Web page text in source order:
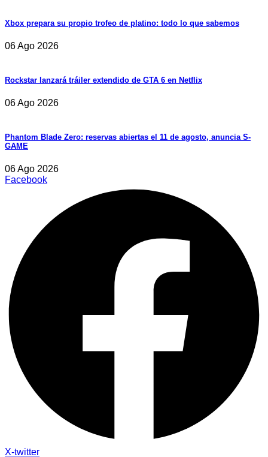
Xbox prepara su propio trofeo de platino: todo lo que sabemos
06 Ago 2026
Rockstar lanzará tráiler extendido de GTA 6 en Netflix
06 Ago 2026
Phantom Blade Zero: reservas abiertas el 11 de agosto, anuncia S-
GAME
06 Ago 2026
Facebook
X-twitter